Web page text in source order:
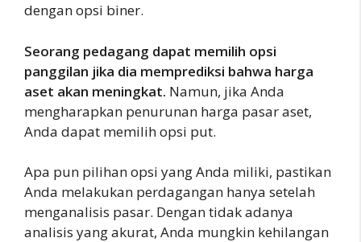
dengan opsi biner.
Seorang pedagang dapat memilih opsi
panggilan jika dia memprediksi bahwa harga
aset akan meningkat. Namun, jika Anda
mengharapkan penurunan harga pasar aset,
Anda dapat memilih opsi put.
Apa pun pilihan opsi yang Anda miliki, pastikan
Anda melakukan perdagangan hanya setelah
menganalisis pasar. Dengan tidak adanya
analisis yang akurat, Anda mungkin kehilangan